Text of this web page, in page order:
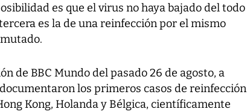
es que el virus no haya bajado del todo
es la de una reinfección por el mismo
de BBC Mundo del pasado 26 de agosto, a
los primeros casos de reinfección
Kong, Holanda y Bélgica, científicamente